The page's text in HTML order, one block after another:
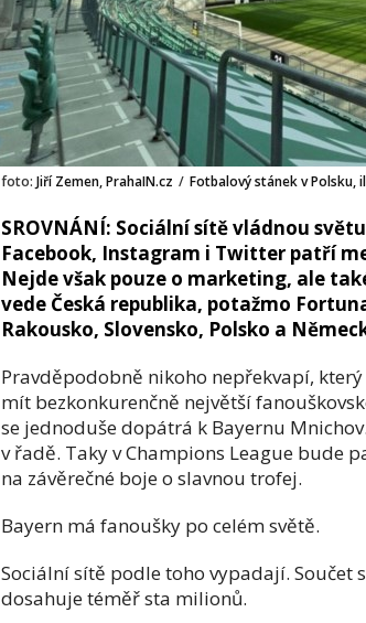
foto: Jiří Zemen, PrahaIN.cz / Fotbalový stánek v Polsku,
SROVNÁNÍ: Sociální sítě vládnou
Facebook, Instagram i Twitter patří
Nejde však pouze o marketing, ale
vede Česká republika, potažmo
Rakousko, Slovensko, Polsko a
Pravděpodobně nikoho nepřekvapí,
mít bezkonkurenčně největší
se jednoduše dopátrá k Bayernu
v řadě. Taky v Champions League bude
na závěrečné boje o slavnou trofej.
Bayern má fanoušky po celém světě.
Sociální sítě podle toho vypadají.
dosahuje téměř sta milionů.